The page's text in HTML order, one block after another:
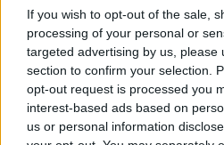
If you wish to opt-out of the sale,
processing of your personal or
targeted advertising by us, please
section to confirm your selection.
opt-out request is processed you
interest-based ads based on
us or personal information
Η γερμανική σαλάτα με
αγαπημένο σου καλοκαιρινό
Το viral γλυκό με 2 υλικά που